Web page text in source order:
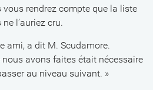
rendrez compte que la liste
l’auriez cru.
ami, a dit M. Scudamore.
nous avons faites était nécessaire
au niveau suivant. »